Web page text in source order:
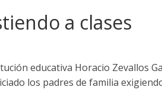
a clases
educativa Horacio Zevallos
los padres de familia